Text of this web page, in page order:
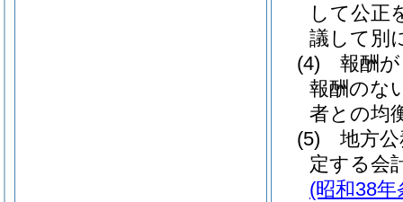
して公正
議して別
(4)
報酬
報酬のな
者との均
(5)
地方
定する会
(昭和38